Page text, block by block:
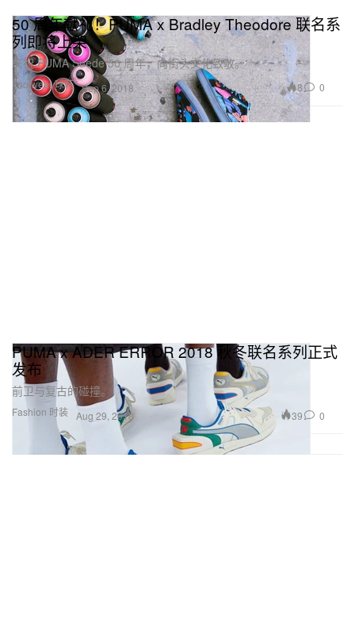
Footwear 球鞋
50 周年献礼！PUMA x Bradley Theodore 联名系
列即将上架
庆祝 PUMA Suede 50 周年，向街头文化致敬。
Sep 6, 2018 8 0
Fashion 时装
PUMA x ADER ERROR 2018 秋冬联名系列正式
发布
前卫与复古的碰撞。
Aug 29, 2018 39 0